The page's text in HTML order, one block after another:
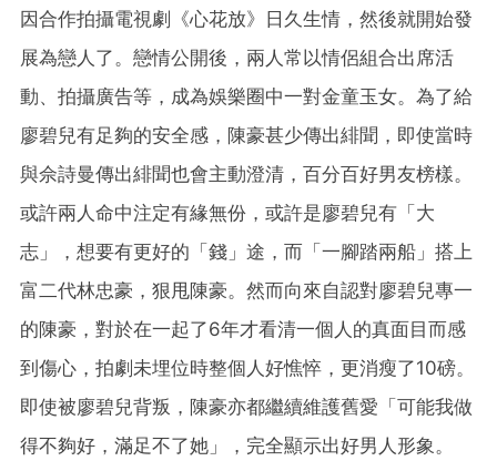
因合作拍攝電視劇《心花放》日久生情，然後就開始發
展為戀人了。戀情公開後，兩人常以情侶組合出席活
動、拍攝廣告等，成為娛樂圈中一對金童玉女。為了給
廖碧兒有足夠的安全感，陳豪甚少傳出緋聞，即使當時
與佘詩曼傳出緋聞也會主動澄清，百分百好男友榜樣。
或許兩人命中注定有緣無份，或許是廖碧兒有「大
志」，想要有更好的「錢」途，而「一腳踏兩船」搭上
富二代林忠豪，狠甩陳豪。然而向來自認對廖碧兒專一
的陳豪，對於在一起了6年才看清一個人的真面目而感
到傷心，拍劇未埋位時整個人好憔悴，更消瘦了10磅。
即使被廖碧兒背叛，陳豪亦都繼續維護舊愛「可能我做
得不夠好，滿足不了她」，完全顯示出好男人形象。